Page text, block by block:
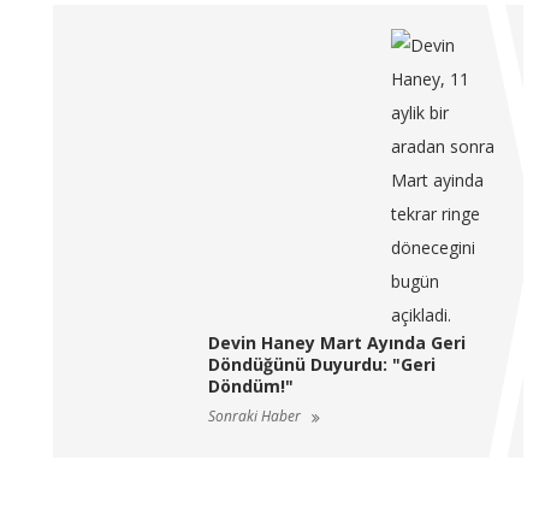
Devin Haney Mart Ayında Geri
Döndüğünü Duyurdu: "Geri
Döndüm!"
Sonraki Haber